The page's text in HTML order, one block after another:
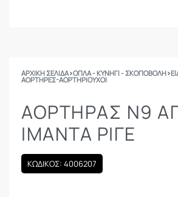
ΑΡΧΙΚΉ ΣΕΛΊΔΑ›ΟΠΛΑ - ΚΥΝΗΓΙ - ΣΚΟΠΟΒΟΛΗ›
ΑΟΡΤΉΡΕΣ-ΑΟΡΤΗΡΙΟΎΧΟΙ
ΑΟΡΤΗΡΑΣ Ν9
ΙΜΑΝΤΑ ΡΙΓΕ
ΚΩΔΙΚΟΣ: 4006207